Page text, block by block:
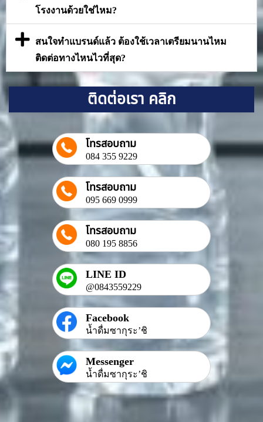
โรงงานด้วยใช่ไหม?
สนใจทำแบรนด์แล้ว ต้องใช้เวลาเตรียมนานไหม
ติดต่อทางไหนไวที่สุด?
ติดต่อเรา คลิก
โทรสอบถาม
084 355 9229
โทรสอบถาม
095 669 0999
โทรสอบถาม
080 195 8856
LINE ID
@0843559229
Facebook
น้ำดื่มซากุระ’ชิ
Messenger
น้ำดื่มซากุระ’ชิ